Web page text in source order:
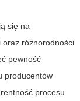
się na
oraz różnorodności
pewność
producentów
procesu